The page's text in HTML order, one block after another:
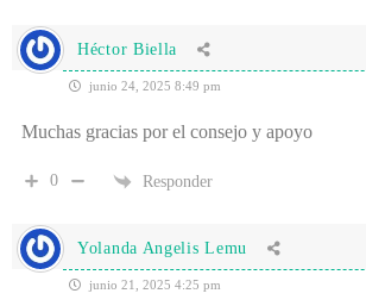
Héctor Biella
junio 24, 2025 8:49 pm
Muchas gracias por el consejo y apoyo
0 Responder
Yolanda Angelis Lemu
junio 21, 2025 4:25 pm